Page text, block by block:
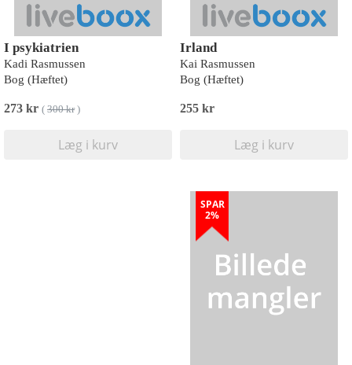
I psykiatrien
Kadi Rasmussen
Bog (Hæftet)
273 kr ( 300 kr)
Læg i kurv
Irland
Kai Rasmussen
Bog (Hæftet)
255 kr
Læg i kurv
SPAR
2%